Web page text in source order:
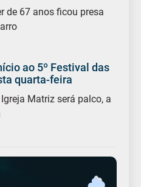
de 67 anos ficou presa
ao 5º Festival das
quarta-feira
Matriz será palco, a